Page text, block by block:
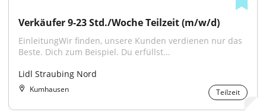
Verkäufer 9-23 Std./Woche Teilzeit (m/w/d)
EinleitungWir finden, unsere Kunden verdienen nur das
Beste. Dich zum Beispiel. Du erfüllst...
Lidl Straubing Nord
Kumhausen Teilzeit